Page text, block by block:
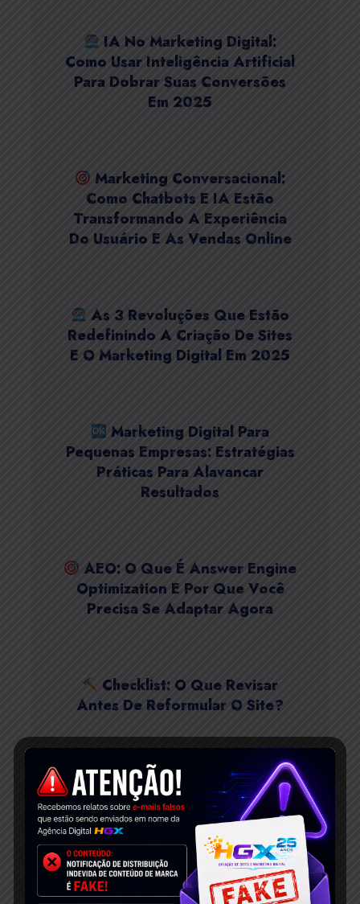
IA No Marketing Digital:
Como Usar Inteligência Artificial
Para Dobrar Suas Conversões
Em 2025
Marketing Conversacional:
Como Chatbots E IA Estão
Transformando A Experiência
Do Usuário E As Vendas Online
As 3 Revoluções Que Estão
Redefinindo A Criação De Sites
E O Marketing Digital Em 2025
Marketing Digital Para
Pequenas Empresas: Estratégias
Práticas Para Alavancar
Resultados
AEO: O Que É Answer Engine
Optimization E Por Que Você
Precisa Se Adaptar Agora
Checklist: O Que Revisar
Antes De Reformular O Site?
Website: Definição, Tipos,
Exemplos E Como Criar O Seu!
O Que Não Pode Faltar Em
Uma Loja Virtual Profissional [+